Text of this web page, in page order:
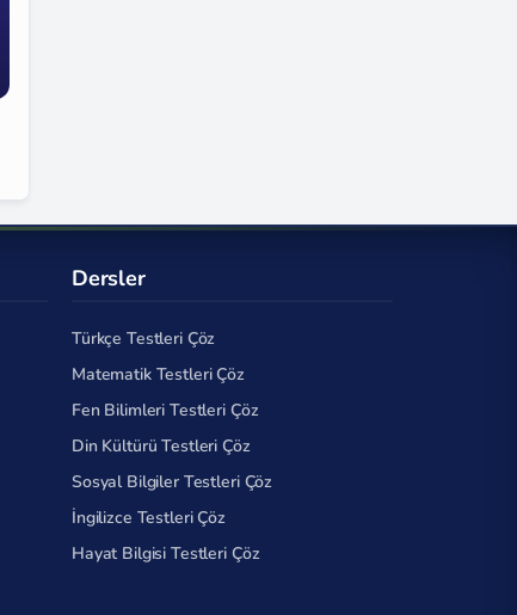
Dersler
Türkçe Testleri Çöz
Matematik Testleri Çöz
Fen Bilimleri Testleri Çöz
Din Kültürü Testleri Çöz
Sosyal Bilgiler Testleri Çöz
İngilizce Testleri Çöz
Hayat Bilgisi Testleri Çöz